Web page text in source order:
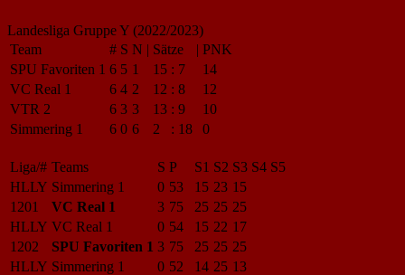
Landesliga Gruppe Y (2022/2023)
Team
# S N | Sätze | PNK
SPU Favoriten 1 6 5 1 15 : 7
14
VC Real 1
6 4 2 12 : 8
12
VTR 2
6 3 3 13 : 9
10
Simmering 1
6 0 6 2 : 18 0
Liga/# Teams S P S1 S2 S3 S4 S5
HLLY Simmering 1 0 53 15 23 15
1201
VC Real 1 3 75 25 25 25
HLLY VC Real 1 0 54 15 22 17
1202
SPU Favoriten 1 3 75 25 25 25
HLLY Simmering 1 0 52 14 25 13